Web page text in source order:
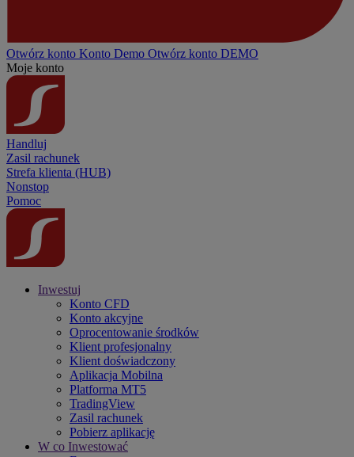
Otwórz konto Konto Demo Otwórz konto DEMO
Moje konto
Handluj
Zasil rachunek
Strefa klienta (HUB)
Nonstop
Pomoc
Inwestuj
Konto CFD
Konto akcyjne
Oprocentowanie środków
Klient profesjonalny
Klient doświadczony
Aplikacja Mobilna
Platforma MT5
TradingView
Zasil rachunek
Pobierz aplikację
W co Inwestować